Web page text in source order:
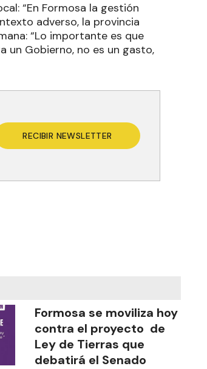
“En Formosa la gestión
adverso, la provincia
“Lo importante es que
un Gobierno, no es un gasto,
RECIBIR NEWSLETTER
Formosa se moviliza hoy
contra el proyecto de
Ley de Tierras que
debatirá el Senado